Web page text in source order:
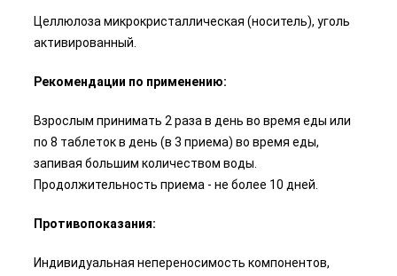
Целлюлоза микрокристаллическая (носитель), уголь
активированный.
Рекомендации по применению:
Взрослым принимать 2 раза в день во время еды или
по 8 таблеток в день (в 3 приема) во время еды,
запивая большим количеством воды.
Продолжительность приема - не более 10 дней.
Противопоказания:
Индивидуальная непереносимость компонентов,